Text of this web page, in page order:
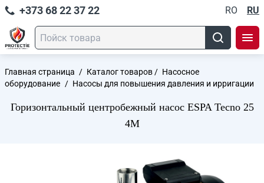
+373 68 22 37 22 RO RU
Главная страница / Каталог товаров / Насосное
оборудование / Насосы для повышения давления и ирригации
Горизонтальный центробежный насос ESPA Tecno 25
4M